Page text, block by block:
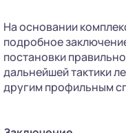
На основании
подробное
постановки
дальнейшей тактики
другим профильным